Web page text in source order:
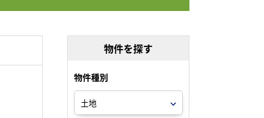
物件を探す
物件種別